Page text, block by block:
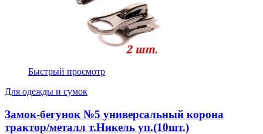
Быстрый просмотр
Для одежды и сумок
Замок-бегунок №5 универсальный корона
трактор/металл т.Никель уп.(10шт.)